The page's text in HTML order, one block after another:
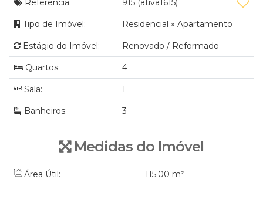
Referência: 915 (ativa1615)
Tipo de Imóvel: Residencial » Apartamento
Estágio do Imóvel: Renovado / Reformado
Quartos: 4
Sala: 1
Banheiros: 3
Medidas do Imóvel
Área Útil: 115.00 m²